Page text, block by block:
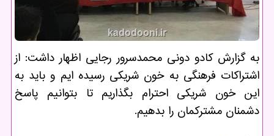
به گزارش كادو دونی محمدسرور رجایی اظهار داشت: از
اشتراكات فرهنگی به خون شریكی رسیده ایم و باید به
این خون شریكی احترام بگذاریم تا بتوانیم پاسخ
دشمنان مشتركمان را بدهیم.